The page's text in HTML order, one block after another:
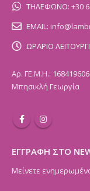
ΤΗΛΕΦΩΝΟ: +30
EMAIL:
ΩΡΑΡΙΟ
Αρ. ΓΕ.Μ.Η.:
Μπησικλή Γεωργία
ΕΓΓΡΑΦΗ ΣΤΟ
Μείνετε